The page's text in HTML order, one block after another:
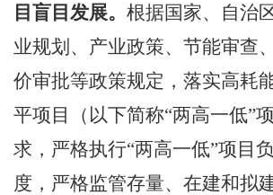
目盲目发展。 根据国家、自治
业规划、产业政策、节能审查
价审批等政策规定，落实高耗
平项目（以下简称“两高一低”
求，严格执行“两高一低”项目
度，严格监管存量、在建和拟